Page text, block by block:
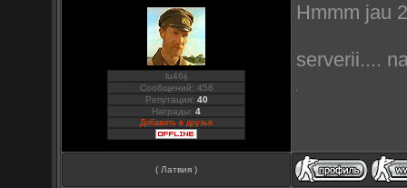
lu46ij
Сообщений: 458
Репутация: 40
Награды:4
Добавить в друзья
Hmmm jau
serverii....
( Латвия )